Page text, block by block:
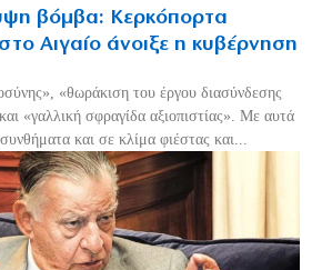
βόμβα: Κερκόπορτα
Αιγαίο άνοιξε η κυβέρνηση
«θωράκιση του έργου διασύνδεσης
«γαλλική σφραγίδα αξιοπιστίας». Με αυτά
και σε κλίμα φιέστας και...